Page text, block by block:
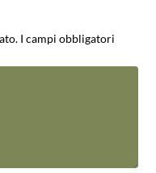
I campi obbligatori